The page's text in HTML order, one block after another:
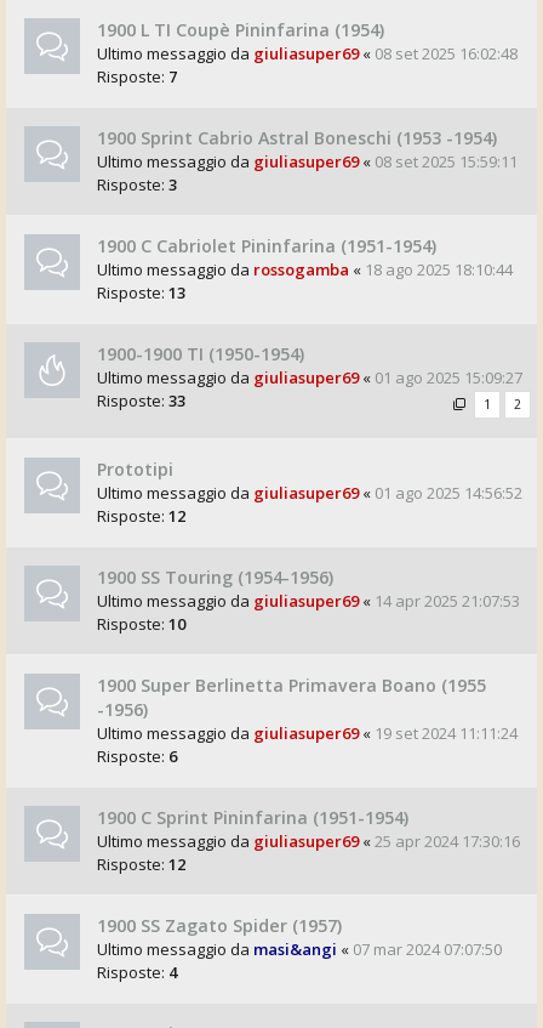
1900 L TI Coupè Pininfarina (1954)
Ultimo messaggio da giuliasuper69« 08 set 2025 16:02:48
Risposte: 7
1900 Sprint Cabrio Astral Boneschi (1953 -1954)
Ultimo messaggio da giuliasuper69« 08 set 2025 15:59:11
Risposte: 3
1900 C Cabriolet Pininfarina (1951-1954)
Ultimo messaggio da rossogamba « 18 ago 2025 18:10:44
Risposte: 13
1900-1900 TI (1950-1954)
Ultimo messaggio da giuliasuper69« 01 ago 2025 15:09:27
Risposte: 33 1 2
Prototipi
Ultimo messaggio da giuliasuper69« 01 ago 2025 14:56:52
Risposte: 12
1900 SS Touring (1954-1956)
Ultimo messaggio da giuliasuper69« 14 apr 2025 21:07:53
Risposte: 10
1900 Super Berlinetta Primavera Boano (1955
-1956)
Ultimo messaggio da giuliasuper69« 19 set 2024 11:11:24
Risposte: 6
1900 C Sprint Pininfarina (1951-1954)
Ultimo messaggio da giuliasuper69«25 apr 2024 17:30:16
Risposte: 12
1900 SS Zagato Spider (1957)
Ultimo messaggio da masi&angi « 07 mar 2024 07:07:50
Risposte: 4